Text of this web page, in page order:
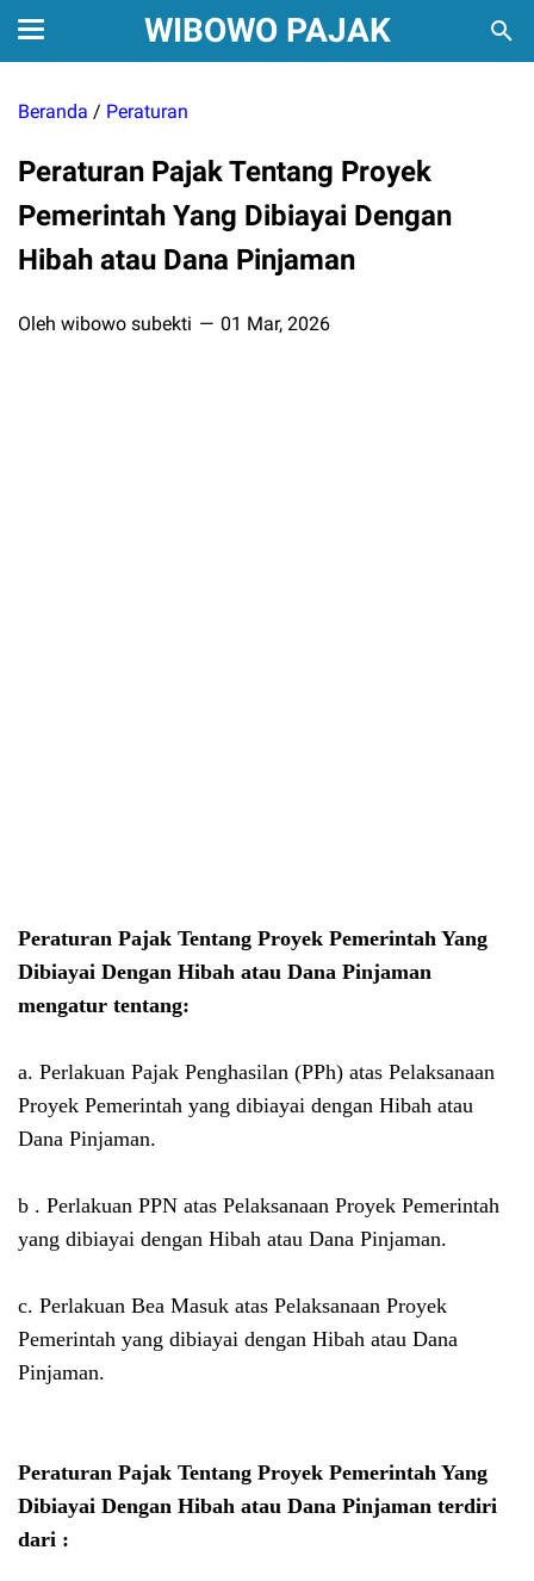
WIBOWO PAJAK
Beranda / Peraturan
Peraturan Pajak Tentang Proyek
Pemerintah Yang Dibiayai Dengan
Hibah atau Dana Pinjaman
Oleh wibowo subekti 01 Mar, 2026
Peraturan Pajak Tentang Proyek Pemerintah Yang
Dibiayai Dengan Hibah atau Dana Pinjaman
mengatur tentang:
a. Perlakuan Pajak Penghasilan (PPh) atas Pelaksanaan
Proyek Pemerintah yang dibiayai dengan Hibah atau
Dana Pinjaman.
b . Perlakuan PPN atas Pelaksanaan Proyek Pemerintah
yang dibiayai dengan Hibah atau Dana Pinjaman.
c. Perlakuan Bea Masuk atas Pelaksanaan Proyek
Pemerintah yang dibiayai dengan Hibah atau Dana
Pinjaman.
Peraturan Pajak Tentang Proyek Pemerintah Yang
Dibiayai Dengan Hibah atau Dana Pinjaman terdiri
dari :